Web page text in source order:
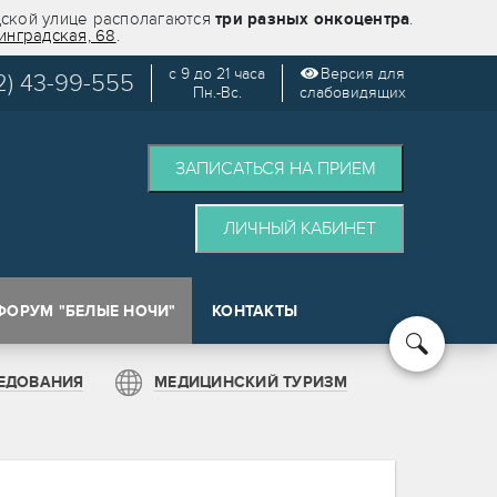
улице располагаются три разных онкоцентра.
68.
43-99-555
с 9 до 21 часа
Пн.-Вс.
Версия для
слабовидящих
ЗАПИСАТЬСЯ НА ПРИЕМ
ЛИЧНЫЙ КАБИНЕТ
"БЕЛЫЕ НОЧИ" КОНТАКТЫ
МЕДИЦИНСКИЙ ТУРИЗМ